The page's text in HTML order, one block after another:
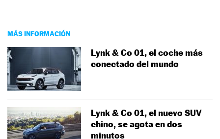
MÁS INFORMACIÓN
Lynk & Co 01, el coche más
conectado del mundo
Lynk & Co 01, el nuevo SUV
chino, se agota en dos
minutos